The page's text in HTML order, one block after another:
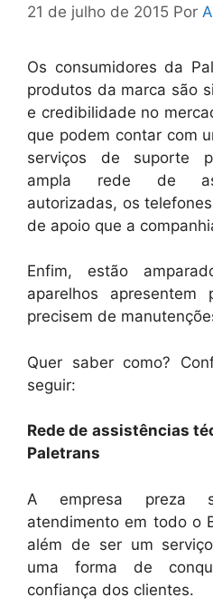
21 de julho de 2015 Por
Os consumidores da
produtos da marca são
e credibilidade no
que podem contar com
serviços de suporte
ampla rede de
autorizadas, os
de apoio que a
Enfim, estão
aparelhos apresentem
precisem de
Quer saber como?
seguir:
Rede de assistências
A empresa preza
atendimento em todo o
além de ser um
uma forma de
confiança dos clientes.